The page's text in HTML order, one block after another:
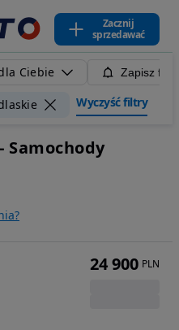
Zacznij
sprzedawać
Ciebie Zapisz
Wyczyść filtry
Samochody
24 900 PLN